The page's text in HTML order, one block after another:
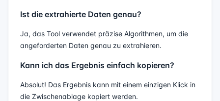
Ist die extrahierte Daten genau?
Ja, das Tool verwendet präzise Algorithmen, um die
angeforderten Daten genau zu extrahieren.
Kann ich das Ergebnis einfach kopieren?
Absolut! Das Ergebnis kann mit einem einzigen Klick in
die Zwischenablage kopiert werden.